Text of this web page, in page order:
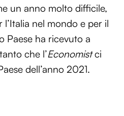
un anno molto difficile,
nel mondo e per il
Paese ha ricevuto a
che l’Economistci
dell’anno 2021.